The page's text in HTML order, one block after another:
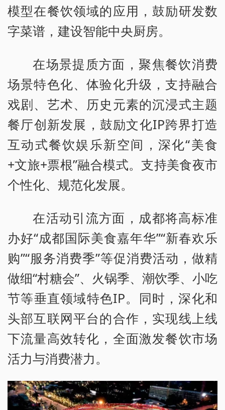
模型在餐饮领域的应用，鼓励研发数
字菜谱，建设智能中央厨房。
在场景提质方面，聚焦餐饮消费
场景特色化、体验化升级，支持融合
戏剧、艺术、历史元素的沉浸式主题
餐厅创新发展，鼓励文化IP跨界打造
互动式餐饮娱乐新空间，深化“美食
+文旅+票根”融合模式。支持美食夜市
个性化、规范化发展。
在活动引流方面，成都将高标准
办好“成都国际美食嘉年华”“新春欢乐
购”“服务消费季”等促消费活动，做精
做细“村糖会”、火锅季、潮饮季、小吃
节等垂直领域特色IP。同时，深化和
头部互联网平台的合作，实现线上线
下流量高效转化，全面激发餐饮市场
活力与消费潜力。